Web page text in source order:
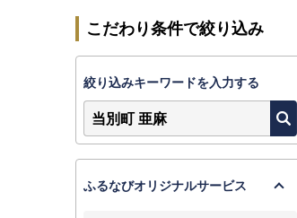
こだわり条件で絞り込み
絞り込みキーワードを入力する
ふるなびオリジナルサービス